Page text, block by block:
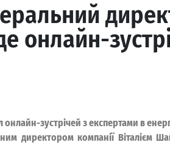
онлайн-
зустрічей з експертами в
директором компанії Віталієм